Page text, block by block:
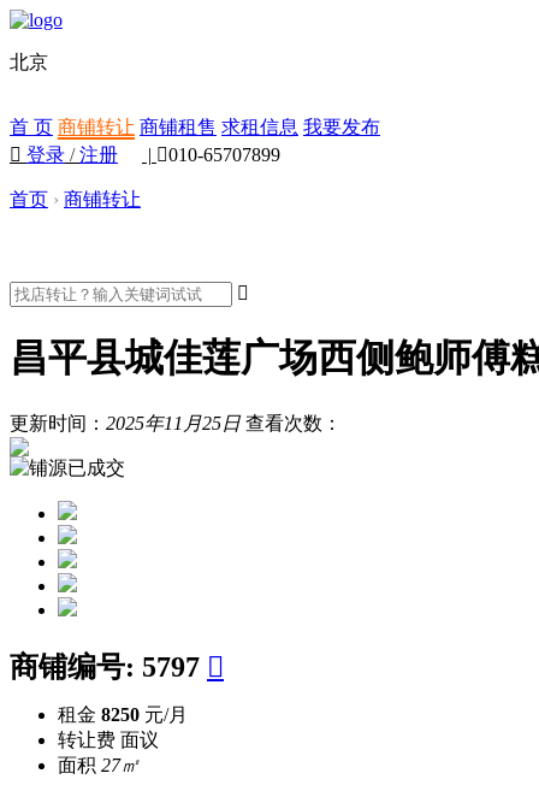
北京
首 页 商铺转让 商铺租售 求租信息 我要发布
 登录 /注册 | 010-65707899
首页 › 商铺转让

昌平县城佳莲广场西侧鲍师傅
更新时间： 2025年11月25日 查看次数：
商铺编号: 5797 
租金 8250 元/月
转让费 面议
面积 27㎡